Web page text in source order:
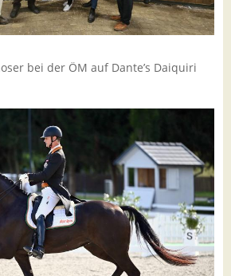
bei der ÖM auf Dante’s Daiquiri